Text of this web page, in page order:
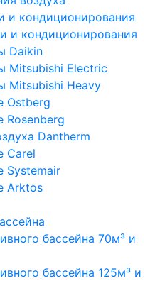
и кондиционирования
и кондиционирования
Daikin
Mitsubishi Electric
Mitsubishi Heavy
Ostberg
Rosenberg
Dantherm
Carel
Systemair
Arktos
бассейна 70м³ и
бассейна 125м³ и